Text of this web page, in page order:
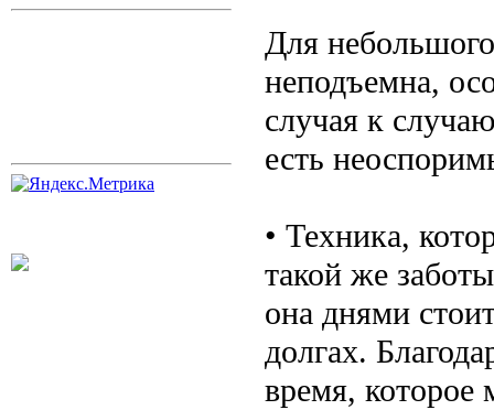
Для
неподъемна,
случая к
есть
• Техника,
такой же
она днями
долгах.
время, которое